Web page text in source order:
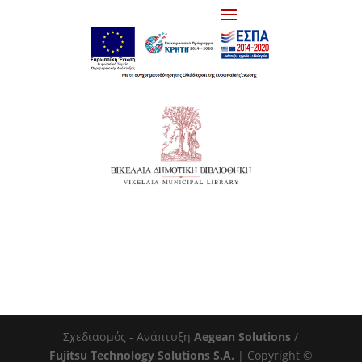
Σχεδιασμός - ΑνάπτυξηAegean Solutions /
Fujitsu Technology Solutions S.A. | Copyright ©